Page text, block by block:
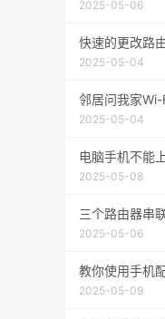
2025-05-06
快速的更改路
2025-05-04
邻居问我家
2025-05-04
电脑手机不能
2025-05-08
三个路由器串
2025-05-06
教你使用手机
2025-05-09